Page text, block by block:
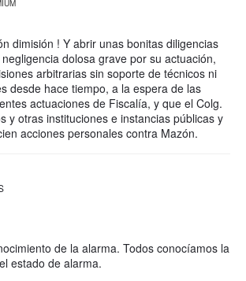
dimisión ! Y abrir unas bonitas diligencias
dolosa grave por su actuación,
arbitrarias sin soporte de técnicos ni
desde hace tiempo, a la espera de las
actuaciones de Fiscalía, y que el Colg.
y otras instituciones e instancias públicas y
acciones personales contra Mazón.
de la alarma. Todos conocíamos la
estado de alarma.